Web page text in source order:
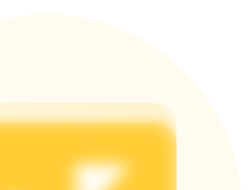
| Daily Rewards